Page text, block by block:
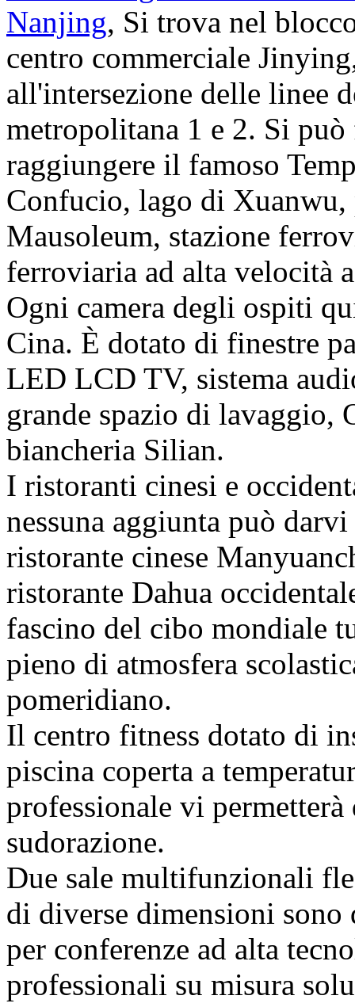
Nanjing, Si trova nel
centro commerciale
all'intersezione delle linee
metropolitana 1 e 2. Si
raggiungere il famoso
Confucio, lago di Xuanwu,
Mausoleum, stazione
ferroviaria ad alta velocità
Ogni camera degli ospiti
Cina. È dotato di finestre
LED LCD TV, sistema
grande spazio di lavaggio,
biancheria Silian.
I ristoranti cinesi e
nessuna aggiunta può
ristorante cinese
ristorante Dahua
fascino del cibo mondiale
pieno di atmosfera
pomeridiano.
Il centro fitness dotato di
piscina coperta a
professionale vi
sudorazione.
Due sale multifunzionali
di diverse dimensioni
per conferenze ad alta
professionali su misura